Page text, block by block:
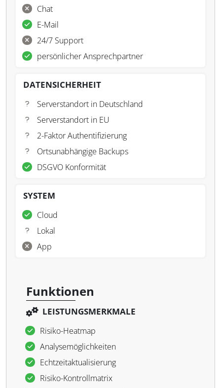
Chat
E-Mail
24/7 Support
persönlicher Ansprechpartner
DATENSICHERHEIT
Serverstandort in Deutschland
Serverstandort in EU
2-Faktor Authentifizierung
Ortsunabhängige Backups
DSGVO Konformität
SYSTEM
Cloud
Lokal
App
Funktionen
LEISTUNGSMERKMALE
Risiko-Heatmap
Analysemöglichkeiten
Echtzeitaktualisierung
Risiko-Kontrollmatrix